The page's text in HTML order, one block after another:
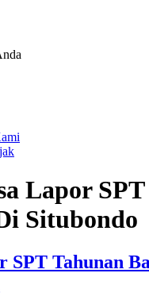
Lapor
Situbondo
SPT Tahunan